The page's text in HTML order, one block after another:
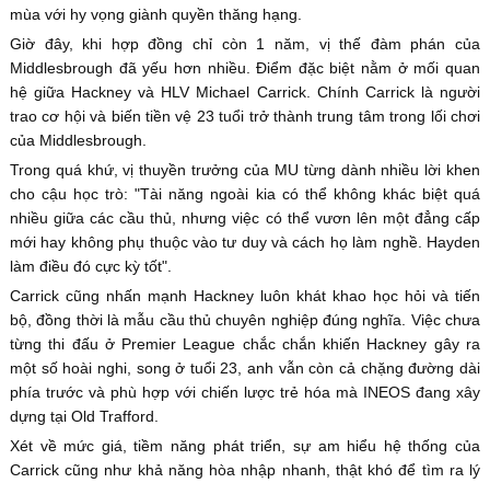
mùa với hy vọng giành quyền thăng hạng.
Giờ đây, khi hợp đồng chỉ còn 1 năm, vị thế đàm phán của
Middlesbrough đã yếu hơn nhiều. Điểm đặc biệt nằm ở mối quan
hệ giữa Hackney và HLV Michael Carrick. Chính Carrick là người
trao cơ hội và biến tiền vệ 23 tuổi trở thành trung tâm trong lối chơi
của Middlesbrough.
Trong quá khứ, vị thuyền trưởng của MU từng dành nhiều lời khen
cho cậu học trò: "Tài năng ngoài kia có thể không khác biệt quá
nhiều giữa các cầu thủ, nhưng việc có thể vươn lên một đẳng cấp
mới hay không phụ thuộc vào tư duy và cách họ làm nghề. Hayden
làm điều đó cực kỳ tốt".
Carrick cũng nhấn mạnh Hackney luôn khát khao học hỏi và tiến
bộ, đồng thời là mẫu cầu thủ chuyên nghiệp đúng nghĩa. Việc chưa
từng thi đấu ở Premier League chắc chắn khiến Hackney gây ra
một số hoài nghi, song ở tuổi 23, anh vẫn còn cả chặng đường dài
phía trước và phù hợp với chiến lược trẻ hóa mà INEOS đang xây
dựng tại Old Trafford.
Xét về mức giá, tiềm năng phát triển, sự am hiểu hệ thống của
Carrick cũng như khả năng hòa nhập nhanh, thật khó để tìm ra lý